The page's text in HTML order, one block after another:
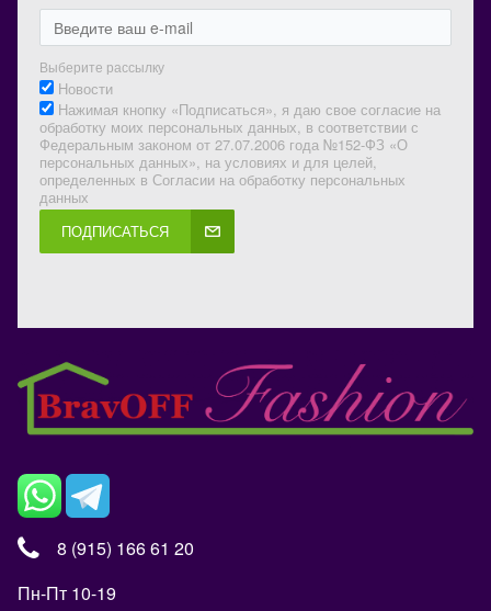
Выберите рассылку
Новости
Нажимая кнопку «Подписаться», я даю свое согласие на
обработку моих персональных данных, в соответствии с
Федеральным законом от 27.07.2006 года №152-ФЗ «О
персональных данных», на условиях и для целей,
определенных в Согласии на обработку персональных
данных
ПОДПИСАТЬСЯ
8 (915) 166 61 20
Пн-Пт 10-19